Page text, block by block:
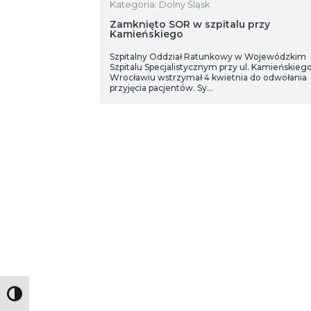
Toggle High Contrast
Kategoria: Dolny Śląsk
Zamknięto SOR w szpitalu przy
Kamieńskiego
Szpitalny Oddział Ratunkowy w Wojewódzkim
Szpitalu Specjalistycznym przy ul.
Wrocławiu wstrzymał 4 kwietnia do odwołania
przyjęcia pacjentów. Sy…